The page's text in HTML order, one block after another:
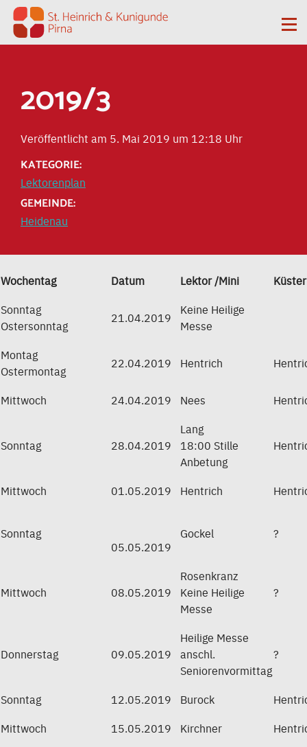
Zum Inhalt springen
2019/3
Veröffentlicht am 5. Mai 2019 um 12:18 Uhr
KATEGORIE:
Lektorenplan
GEMEINDE:
Heidenau
Wochentag Datum Lektor /Mini
Küster
Sonntag
Ostersonntag
21.04.2019
Keine Heilige
Messe
Montag
Ostermontag
22.04.2019 Hentrich
Mittwoch 24.04.2019 Nees
Sonntag 28.04.2019
Lang
18:00 Stille
Anbetung
Mittwoch 01.05.2019 Hentrich
Sonntag
05.05.2019
Gockel ?
Mittwoch 08.05.2019
Rosenkranz
Keine Heilige
Messe
?
Donnerstag 09.05.2019
Heilige Messe
anschl.
Seniorenvormittag
?
Sonntag 12.05.2019 Burock
Mittwoch
15.05.2019 Kirchner